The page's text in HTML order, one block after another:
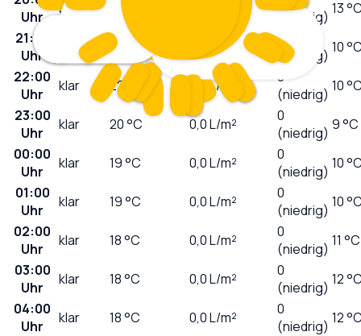
Uhr
sonnig 25
(niedrig) 13
21:00
Uhr
klar 24 °C L/m²
0
(niedrig) 10
22:00
Uhr
klar 22 0,0L/m²
0
(niedrig) 10
23:00
Uhr
klar 20°C 0,0L/m²
0
(niedrig) 9 °C
00:00
Uhr
klar 19°C 0,0L/m²
0
(niedrig) 10
01:00
Uhr
klar 19°C 0,0L/m²
0
(niedrig) 10
02:00
Uhr
klar 18°C 0,0L/m²
0
(niedrig) 11 °C
03:00
Uhr
klar 18°C 0,0L/m²
0
(niedrig) 12
04:00
Uhr
klar 18°C 0,0L/m²
0
(niedrig) 12